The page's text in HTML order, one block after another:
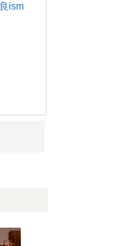
ism